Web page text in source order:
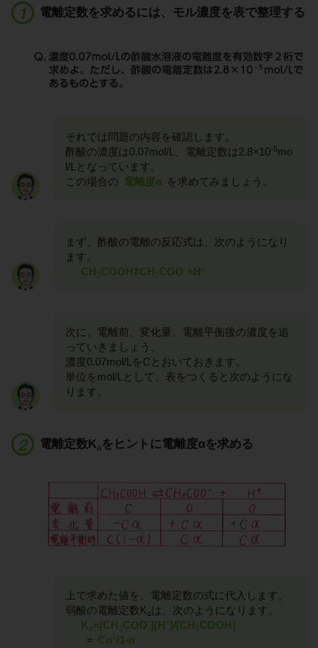
電離定数を求めるには、モル濃度を表で整理する
それでは問題の内容を確認します。
酢酸の濃度は0.07mol/L、電離定数は2.8×10-5mo
l/Lとなっています。
この場合の 電離度α を求めてみましょう。
まず、酢酸の電離の反応式は、次のようになり
ます。
CH3COOH⇄CH3COO-+H+
次に、電離前、変化量、電離平衡後の濃度を追
っていきましょう。
濃度0.07mol/LをCとおいておきます。
単位をmol/Lとして、表をつくると次のようにな
ります。
電離定数Ka をヒントに電離度αを求める
上で求めた値を、電離定数の式に代入します。
弱酸の電離定数Kaは、次のようになります。
Ka=[CH3COO-][H+]/[CH3COOH]
= Cα2/1-α